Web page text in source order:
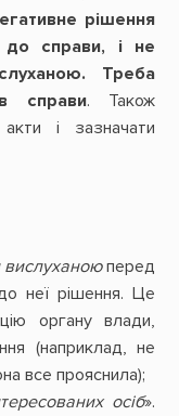
рішення
справи, і не
Треба
справи. Також
акти і зазначати
вислуханоюперед
неї рішення. Це
органу влади,
(наприклад, не
все прояснила);
осіб».